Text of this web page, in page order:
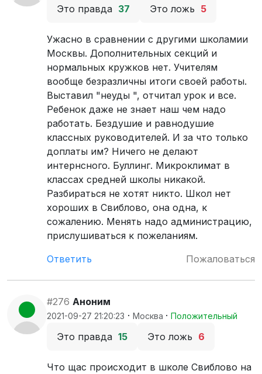
Это правда 37 Это ложь 5
Ужасно в сравнении с другими школамии
Москвы. Дополнительных секций и
нормальных кружков нет. Учителям
вообще безразличны итоги своей работы.
Выставил "неуды ", отчитал урок и все.
Ребенок даже не знает наш чем надо
работать. Бездушие и равнодушие
классных руководителей. И за что только
доплаты им? Ничего не делают
интернсного. Буллинг. Микроклимат в
классах средней школы никакой.
Разбираться не хотят никто. Школ нет
хороших в Свиблово, она одна, к
сожалению. Менять надо администрацию,
прислушиваться к пожеланиям.
Ответить
Пожаловаться
#276 Аноним
2021-09-27 21:20:23 · Москва · Положительный
Это правда 15 Это ложь 6
Что щас происходит в школе Свиблово на